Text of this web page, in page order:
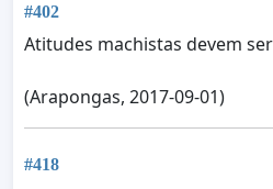
#402
Atitudes machistas devem
(Arapongas, 2017-09-01)
#418